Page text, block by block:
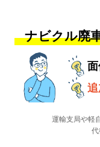
ナビクル廃
運輸支局や軽
代